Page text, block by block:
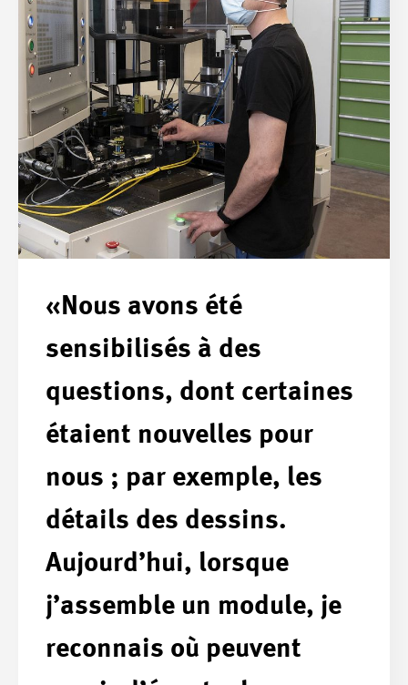
«Nous avons été
sensibilisés à des
questions, dont certaines
étaient nouvelles pour
nous ; par exemple, les
détails des dessins.
Aujourd’hui, lorsque
j’assemble un module, je
reconnais où peuvent